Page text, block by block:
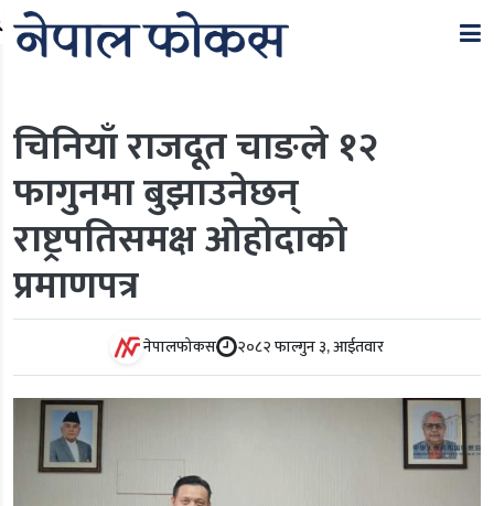
चिनियाँ राजदूत चाङले १२
फागुनमा बुझाउनेछन्
राष्ट्रपतिसमक्ष ओहोदाको
प्रमाणपत्र
नेपालफोकस २०८२ फाल्गुन ३, आईतवार